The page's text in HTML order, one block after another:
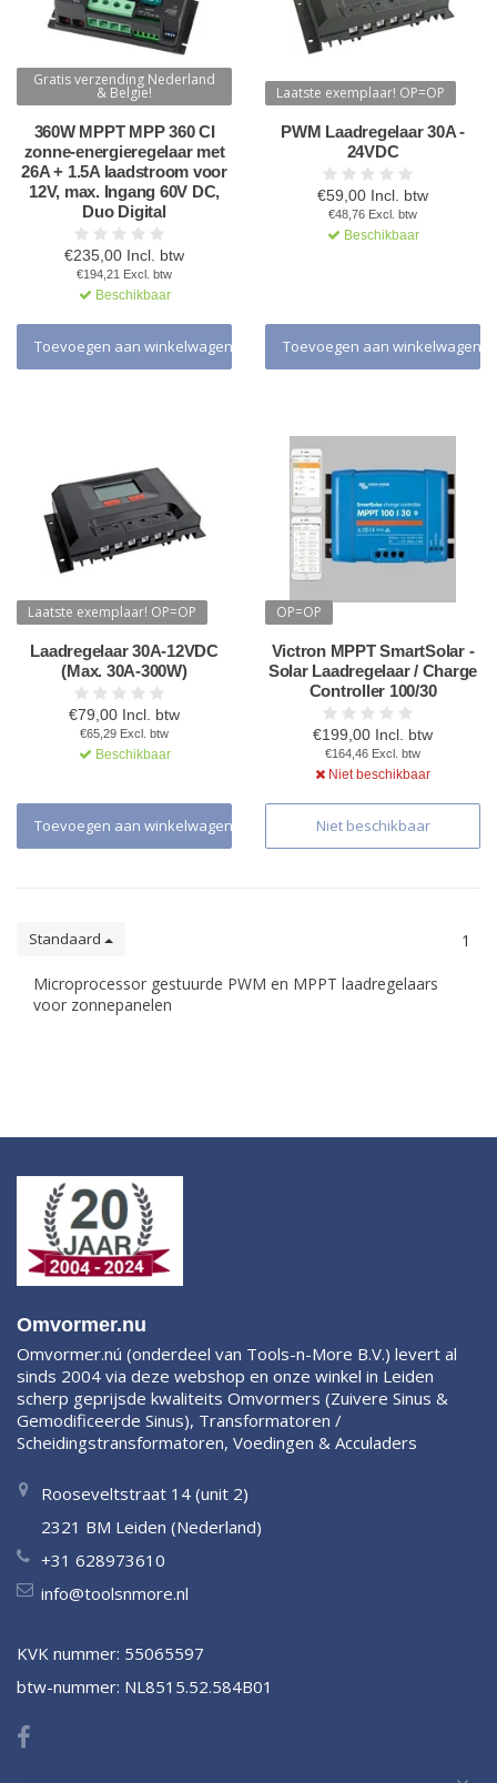
Gratis verzending Nederland
& Belgie!
360W MPPT MPP 360 CI
zonne-energieregelaar met
26A + 1.5A laadstroom voor
12V, max. Ingang 60V DC,
Duo Digital
€235,00 Incl. btw
€194,21 Excl. btw
Beschikbaar
Toevoegen aan winkelwagen
Laatste exemplaar! OP=OP
PWM Laadregelaar 30A -
24VDC
€59,00 Incl. btw
€48,76 Excl. btw
Beschikbaar
Toevoegen aan winkelwagen
Laatste exemplaar! OP=OP
Laadregelaar 30A-12VDC
(Max. 30A-300W)
€79,00 Incl. btw
€65,29 Excl. btw
Beschikbaar
Toevoegen aan winkelwagen
OP=OP
Victron MPPT SmartSolar -
Solar Laadregelaar / Charge
Controller 100/30
€199,00 Incl. btw
€164,46 Excl. btw
Niet beschikbaar
Niet beschikbaar
Standaard 1
Microprocessor gestuurde PWM en MPPT laadregelaars
voor zonnepanelen
Omvormer.nu
Omvormer.nú (onderdeel van Tools-n-More B.V.) levert al
sinds 2004 via deze webshop en onze winkel in Leiden
scherp geprijsde kwaliteits Omvormers (Zuivere Sinus &
Gemodificeerde Sinus), Transformatoren /
Scheidingstransformatoren, Voedingen & Acculaders
Rooseveltstraat 14 (unit 2)
2321 BM Leiden (Nederland)
+31 628973610
info@toolsnmore.nl
KVK nummer: 55065597
btw-nummer: NL8515.52.584B01